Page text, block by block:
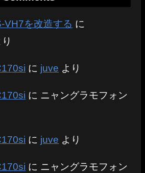
VH7を改造する に
に juve より
に ニャングラモフォン
に juve より
に ニャングラモフォン